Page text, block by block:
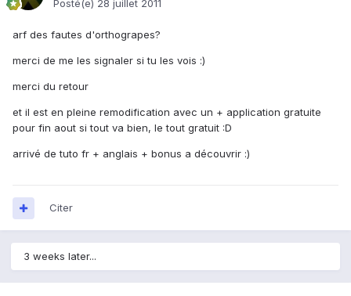
Posté(e) 28 juillet 2011
arf des fautes d'orthograpes?
merci de me les signaler si tu les vois :)
merci du retour
et il est en pleine remodification avec un + application gratuite
pour fin aout si tout va bien, le tout gratuit :D
arrivé de tuto fr + anglais + bonus a découvrir :)
Citer
3 weeks later...